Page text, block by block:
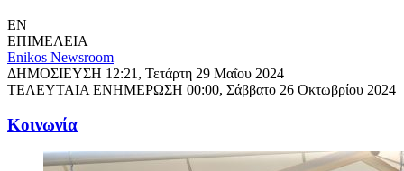
EN
ΕΠΙΜΕΛΕΙΑ
Enikos Newsroom
ΔΗΜΟΣΙΕΥΣΗ 12:21, Τετάρτη 29 Μαΐου 2024
ΤΕΛΕΥΤΑΙΑ ΕΝΗΜΕΡΩΣΗ 00:00, Σάββατο 26 Οκτωβρίου 2024
Κοινωνία